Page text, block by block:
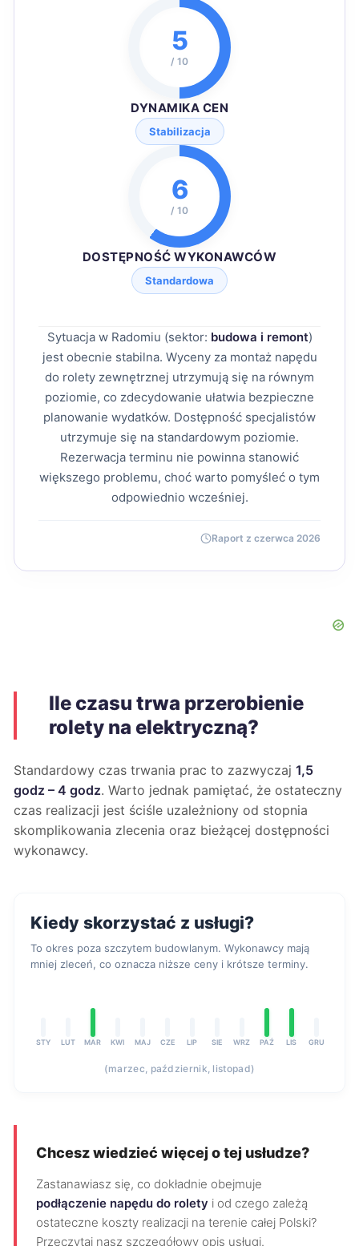
5
/ 10
DYNAMIKA CEN
Stabilizacja
6
/ 10
DOSTĘPNOŚĆ WYKONAWCÓW
Standardowa
Sytuacja w Radomiu (sektor: budowa i remont)
jest obecnie stabilna. Wyceny za montaż napędu
do rolety zewnętrznej utrzymują się na równym
poziomie, co zdecydowanie ułatwia bezpieczne
planowanie wydatków. Dostępność specjalistów
utrzymuje się na standardowym poziomie.
Rezerwacja terminu nie powinna stanowić
większego problemu, choć warto pomyśleć o tym
odpowiednio wcześniej.
Raport z czerwca 2026
Ile czasu trwa przerobienie
rolety na elektryczną?
Standardowy czas trwania prac to zazwyczaj 1,5
godz – 4 godz. Warto jednak pamiętać, że ostateczny
czas realizacji jest ściśle uzależniony od stopnia
skomplikowania zlecenia oraz bieżącej dostępności
wykonawcy.
Kiedy skorzystać z usługi?
To okres poza szczytem budowlanym. Wykonawcy mają
mniej zleceń, co oznacza niższe ceny i krótsze terminy.
STY LUT MAR KWI MAJ CZE LIP SIE WRZ PAŹ LIS GRU
(marzec, październik, listopad)
Chcesz wiedzieć więcej o tej usłudze?
Zastanawiasz się, co dokładnie obejmuje
podłączenie napędu do rolety i od czego zależą
ostateczne koszty realizacji na terenie całej Polski?
Przeczytaj nasz szczegółowy opis usługi.